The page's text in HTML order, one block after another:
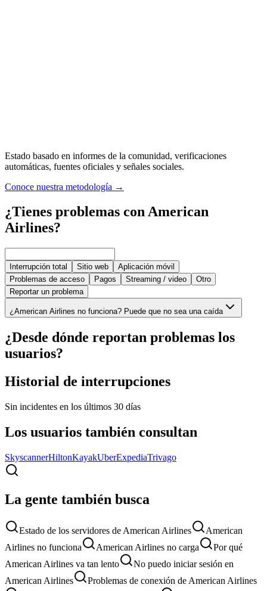
Estado basado en informes de la comunidad, verificaciones
automáticas, fuentes oficiales y señales sociales.
Conoce nuestra metodología →
¿Tienes problemas con American
Airlines?
Interrupción total Sitio web
Aplicación móvil
Problemas de acceso
Pagos Streaming / video
Otro
Reportar un problema
¿American Airlines no funciona? Puede que no sea una caída
¿Desde dónde reportan problemas los
usuarios?
Historial de interrupciones
Sin incidentes en los últimos 30 días
Los usuarios también consultan
SkyscannerHiltonKayakUberExpediaTrivago
La gente también busca
Estado de los servidores de American Airlines
American
Airlines no funciona
American Airlines no carga
Por qué
American Airlines va tan lento
No puedo iniciar sesión en
American Airlines
Problemas de conexión de American Airlines